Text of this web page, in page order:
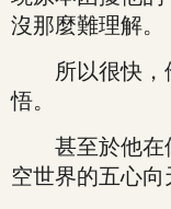
沒那麼難理解。
所以很快，
悟。
甚至於他在
空世界的五心向